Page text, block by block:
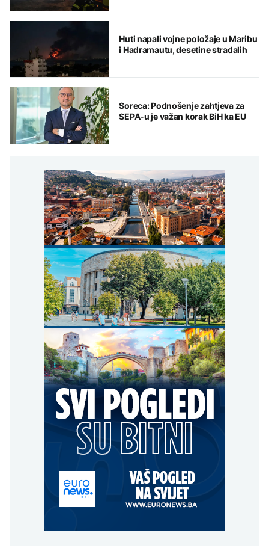
Huti napali vojne položaje u Maribu
i Hadramautu, desetine stradalih
Soreca: Podnošenje zahtjeva za
SEPA-u je važan korak BiH ka EU